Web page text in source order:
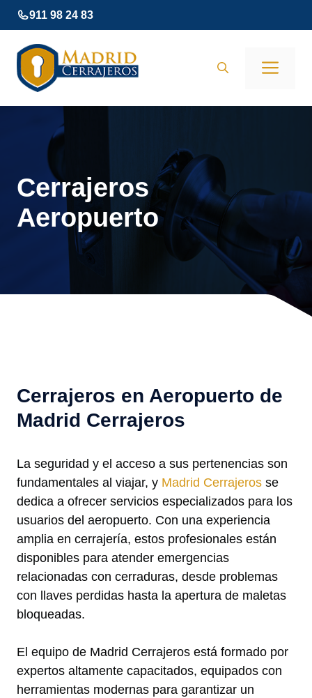
Saltar
al
contenido
911 98 24 83
Cerrajeros
Aeropuerto
Cerrajeros en Aeropuerto de
Madrid Cerrajeros
La seguridad y el acceso a sus pertenencias son
fundamentales al viajar, y Madrid Cerrajeros se
dedica a ofrecer servicios especializados para los
usuarios del aeropuerto. Con una experiencia
amplia en cerrajería, estos profesionales están
disponibles para atender emergencias
relacionadas con cerraduras, desde problemas
con llaves perdidas hasta la apertura de maletas
bloqueadas.
El equipo de Madrid Cerrajeros está formado por
expertos altamente capacitados, equipados con
herramientas modernas para garantizar un